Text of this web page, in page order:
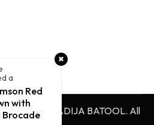
BY KHADIJA BATOOL. All
a
Red
with
Brocade